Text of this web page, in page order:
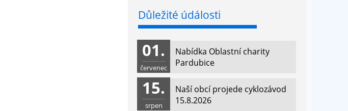
Důležité údálosti
Nabídka Oblastní charity
Pardubice
01.
červenec
Naší obcí projede cyklozávod
15.8.2026
15.
srpen